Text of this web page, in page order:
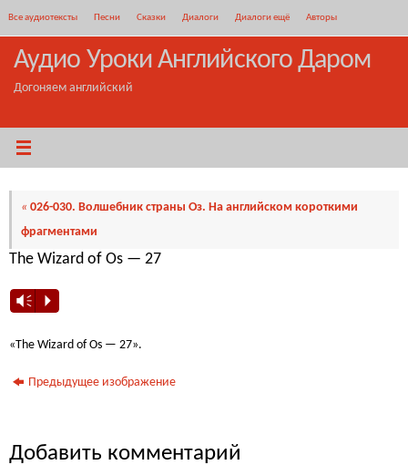
содержимому
Все аудиотексты Песни Сказки Диалоги Диалоги ещё Авторы
Аудио Уроки Английского Даром
Догоняем английский
« 026-030. Волшебник страны Оз. На английском короткими
фрагментами
The Wizard of Os — 27
Vm P
«The Wizard of Os — 27».
Предыдущее изображение
Добавить комментарий